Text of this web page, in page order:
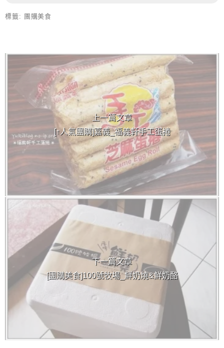
標籤: 團購美食
上 / 下一篇文章
上一篇文章
[↑人氣團購]嘉義_福義軒手工蛋捲
下一篇文章
[團購美食]100號牧場_鮮奶燒&鮮奶酪